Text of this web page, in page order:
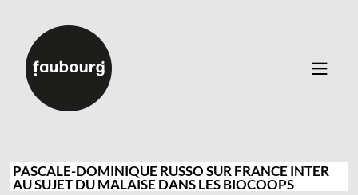
Auteurs
Événements
PASCALE-DOMINIQUE RUSSO SUR FRANCE INTER
AU SUJET DU MALAISE DANS LES BIOCOOPS